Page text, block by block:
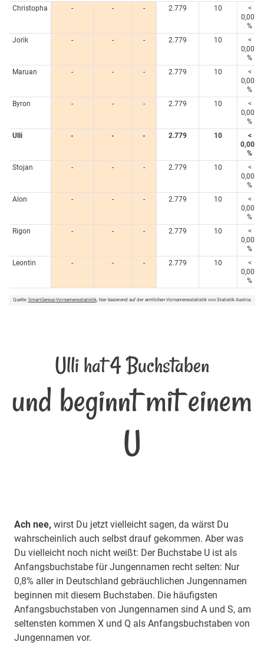
Christopha - - - 2.779 10
<
0,005
%
Jorik
- - - 2.779 10
<
0,005
%
Maruan
- - - 2.779 10
<
0,005
%
Byron
- - - 2.779 10
<
0,005
%
Ulli
- - - 2.779 10
<
0,005
%
Stojan
- - - 2.779 10
<
0,005
%
Alon
- - - 2.779 10
<
0,005
%
Rigon
- - - 2.779 10
<
0,005
%
Leontin
- - - 2.779 10
<
0,005
%
Quelle: SmartGenius-Vornamensstatistik, hier basierend auf der amtlichen Vornamensstatistik von Statistik Austria.
Ulli hat 4 Buchstaben
und beginnt mit einem
U
Ach nee, wirst Du jetzt vielleicht sagen, da wärst Du
wahrscheinlich auch selbst drauf gekommen. Aber was
Du vielleicht noch nicht weißt: Der Buchstabe U ist als
Anfangsbuchstabe für Jungennamen recht selten: Nur
0,8% aller in Deutschland gebräuchlichen Jungennamen
beginnen mit diesem Buchstaben. Die häufigsten
Anfangsbuchstaben von Jungennamen sind A und S, am
seltensten kommen X und Q als Anfangsbuchstaben von
Jungennamen vor.